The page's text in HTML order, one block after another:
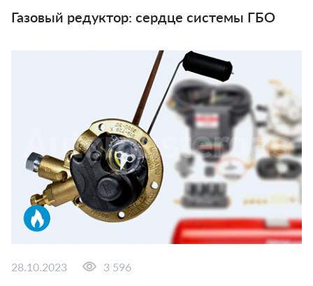
Газовый редуктор: сердце системы ГБО
28.10.2023 3 596